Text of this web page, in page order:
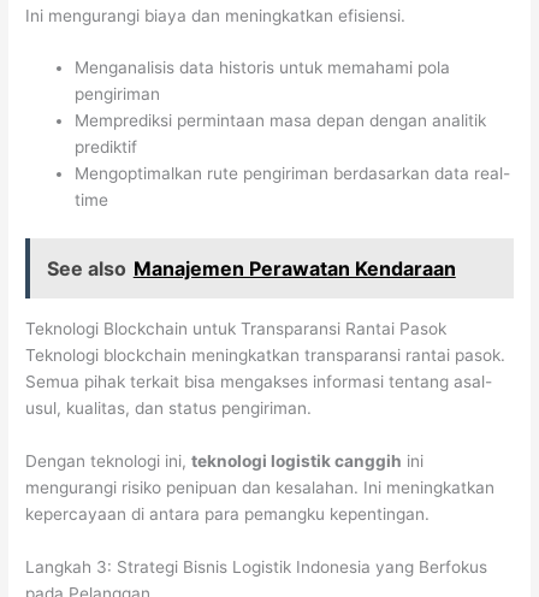
Ini mengurangi biaya dan meningkatkan efisiensi.
Menganalisis data historis untuk memahami pola
pengiriman
Memprediksi permintaan masa depan dengan analitik
prediktif
Mengoptimalkan rute pengiriman berdasarkan data real-
time
See also Manajemen Perawatan Kendaraan
Teknologi Blockchain untuk Transparansi Rantai Pasok
Teknologi blockchain meningkatkan transparansi rantai pasok.
Semua pihak terkait bisa mengakses informasi tentang asal-
usul, kualitas, dan status pengiriman.
Dengan teknologi ini,teknologi logistik canggih ini
mengurangi risiko penipuan dan kesalahan. Ini meningkatkan
kepercayaan di antara para pemangku kepentingan.
Langkah 3: Strategi Bisnis Logistik Indonesia yang Berfokus
pada Pelanggan